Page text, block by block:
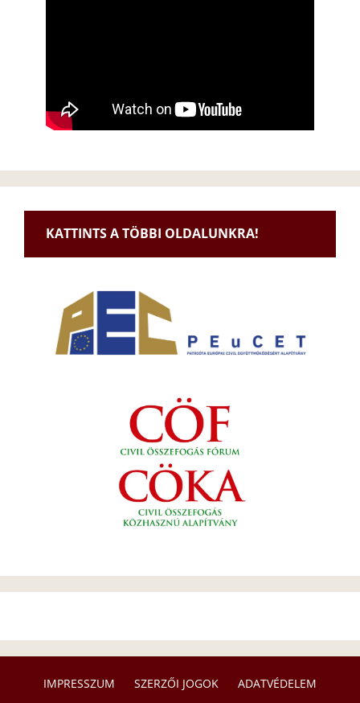
KATTINTS A TÖBBI OLDALUNKRA!
IMPRESSZUM SZERZŐI JOGOK ADATVÉDELEM